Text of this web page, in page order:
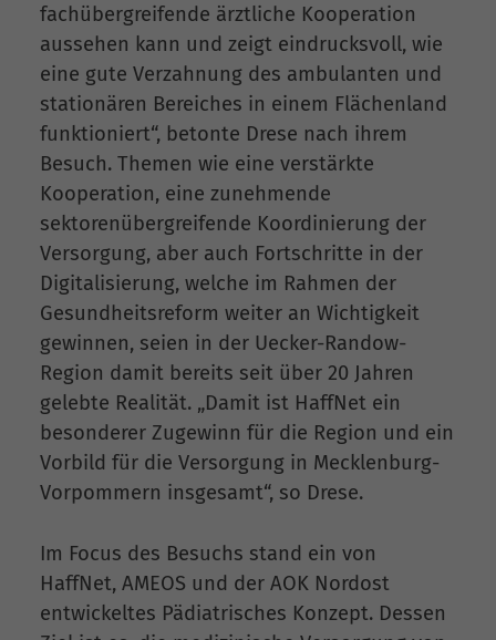
fachübergreifende ärztliche Kooperation
aussehen kann und zeigt eindrucksvoll, wie
eine gute Verzahnung des ambulanten und
stationären Bereiches in einem Flächenland
funktioniert“, betonte Drese nach ihrem
Besuch. Themen wie eine verstärkte
Kooperation, eine zunehmende
sektorenübergreifende Koordinierung der
Versorgung, aber auch Fortschritte in der
Digitalisierung, welche im Rahmen der
Gesundheitsreform weiter an Wichtigkeit
gewinnen, seien in der Uecker-Randow-
Region damit bereits seit über 20 Jahren
gelebte Realität. „Damit ist HaffNet ein
besonderer Zugewinn für die Region und ein
Vorbild für die Versorgung in Mecklenburg-
Vorpommern insgesamt“, so Drese.
Im Focus des Besuchs stand ein von
HaffNet, AMEOS und der AOK Nordost
entwickeltes Pädiatrisches Konzept. Dessen